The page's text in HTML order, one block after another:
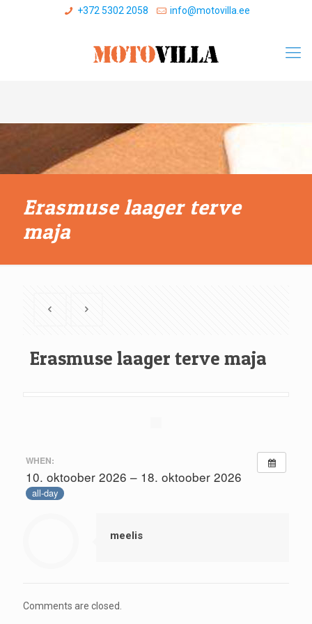
+372 5302 2058 info@motovilla.ee
Erasmuse laager terve
maja
Erasmuse laager terve maja
WHEN:
10. oktoober 2026 – 18. oktoober 2026
all-day
meelis
Comments are closed.